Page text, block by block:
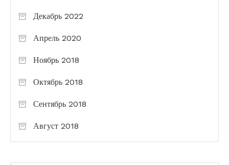
Декабрь 2022
Апрель 2020
Ноябрь 2018
Октябрь 2018
Сентябрь 2018
Август 2018